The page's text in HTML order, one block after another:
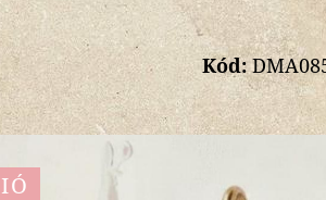
Kód: